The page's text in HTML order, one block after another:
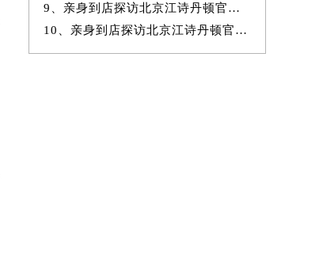
9、亲身到店探访北京江诗丹顿官方售后服务中心｜服务热线及全部官方地
10、亲身到店探访北京江诗丹顿官方售后服务中心｜官方热线及全部网点地